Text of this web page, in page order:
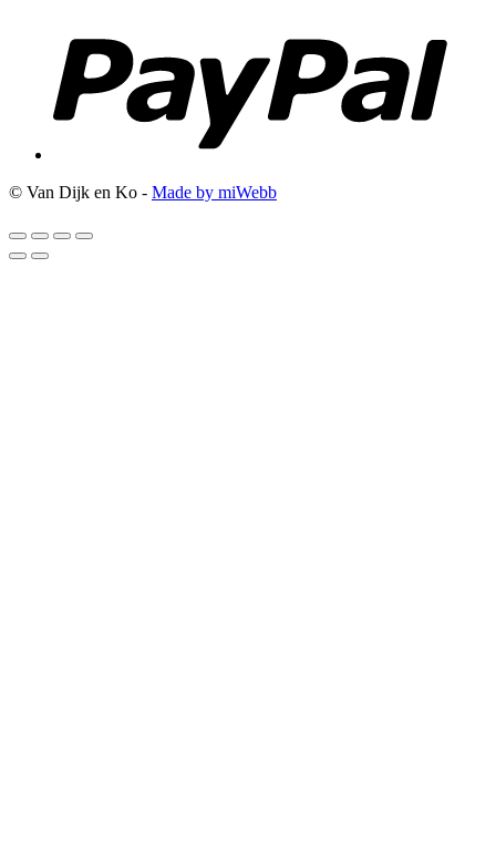
© Van Dijk en Ko - Made by miWebb